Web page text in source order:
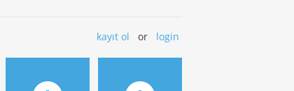
kayıt ol or login